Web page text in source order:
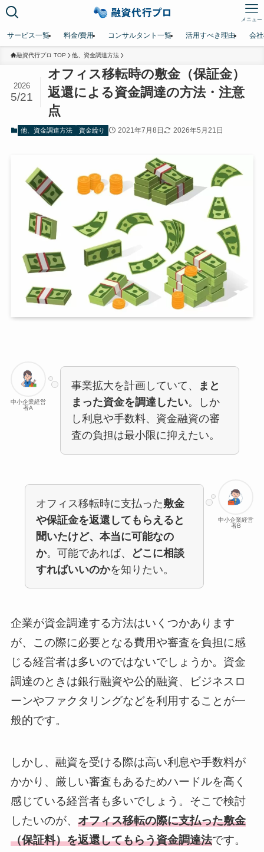
メニュー
サービス一覧 料金/費用 コンサルタント一覧 活用すべき理由 会
融資代行プロ TOP 他、資金調達方法
オフィス移転時の敷金（保証金）
返還による資金調達の方法・注意
点
2026
5/21
他、資金調達方法 資金繰り 2021年7月8日 2026年5月21日
中小企業経営
者A
事業拡大を計画していて、
まと
まった資金を調達したい。しか
し利息や手数料、資金融資の審
査の負担は最小限に抑えたい。
中小企業経営
者B
オフィス移転時に支払った敷金
や保証金を返還してもらえると
聞いたけど、本当に可能なの
か。可能であれば、
どこに相談
すればいいのかを知りたい。
企業が資金調達する方法はいくつかあります
が、この際に必要となる費用や審査を負担に感
じる経営者は多いのではないでしょうか。資金
調達のときは銀行融資や公的融資、ビジネスロ
ーンやファクタリングなどを利用することが一
般的です。
しかし、融資を受ける際は高い利息や手数料が
かかり、厳しい審査もあるためハードルを高く
感じている経営者も多いでしょう。そこで検討
したいのが、 オフィス移転の際に支払った敷金
（保証料）を返還してもらう資金調達法です。